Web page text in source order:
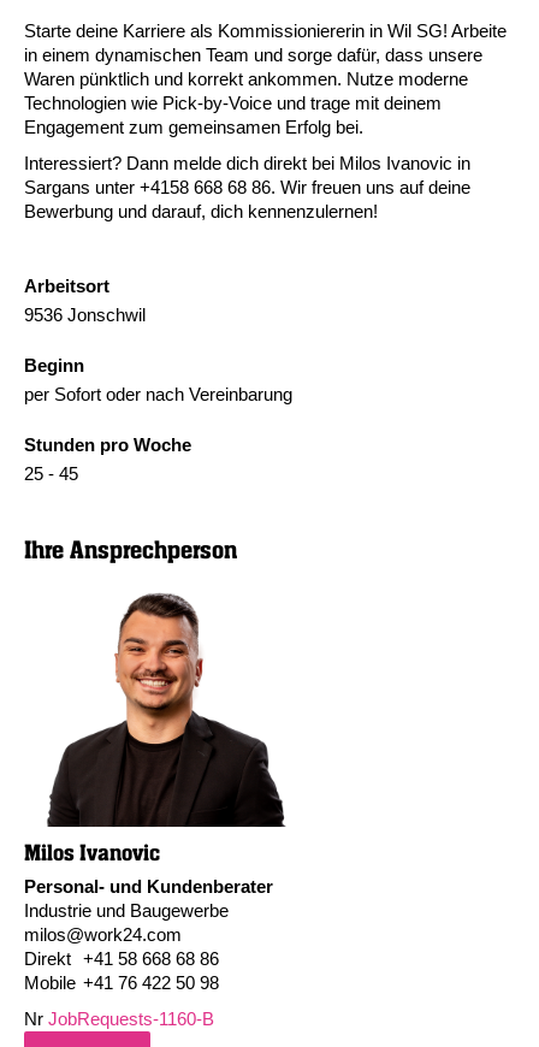
Starte deine Karriere als Kommissioniererin in Wil SG! Arbeite
in einem dynamischen Team und sorge dafür, dass unsere
Waren pünktlich und korrekt ankommen. Nutze moderne
Technologien wie Pick-by-Voice und trage mit deinem
Engagement zum gemeinsamen Erfolg bei.
Interessiert? Dann melde dich direkt bei Milos Ivanovic in
Sargans unter +4158 668 68 86. Wir freuen uns auf deine
Bewerbung und darauf, dich kennenzulernen!
Arbeitsort
9536 Jonschwil
Beginn
per Sofort oder nach Vereinbarung
Stunden pro Woche
25 - 45
Ihre Ansprechperson
Milos Ivanovic
Personal- und Kundenberater
Industrie und Baugewerbe
milos@work24.com
Direkt +41 58 668 68 86
Mobile +41 76 422 50 98
Nr JobRequests-1160-B